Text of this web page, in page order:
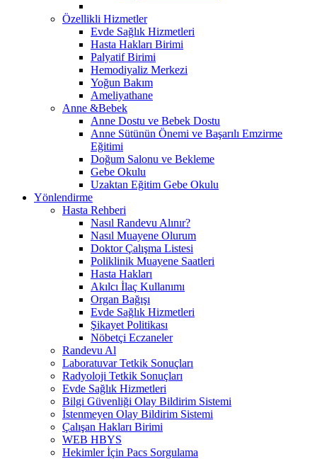
Özellikli Hizmetler
Evde Sağlık Hizmetleri
Hasta Hakları Birimi
Palyatif Birimi
Hemodiyaliz Merkezi
Yoğun Bakım
Ameliyathane
Anne &Bebek
Anne Dostu ve Bebek Dostu
Anne Sütünün Önemi ve Başarılı Emzirme
Eğitimi
Doğum Salonu ve Bekleme
Gebe Okulu
Uzaktan Eğitim Gebe Okulu
Yönlendirme
Hasta Rehberi
Nasıl Randevu Alınır?
Nasıl Muayene Olurum
Doktor Çalışma Listesi
Poliklinik Muayene Saatleri
Hasta Hakları
Akılcı İlaç Kullanımı
Organ Bağışı
Evde Sağlık Hizmetleri
Şikayet Politikası
Nöbetçi Eczaneler
Randevu Al
Laboratuvar Tetkik Sonuçları
Radyoloji Tetkik Sonuçları
Evde Sağlık Hizmetleri
Bilgi Güvenliği Olay Bildirim Sistemi
İstenmeyen Olay Bildirim Sistemi
Çalışan Hakları Birimi
WEB HBYS
Hekimler İçin Pacs Sorgulama